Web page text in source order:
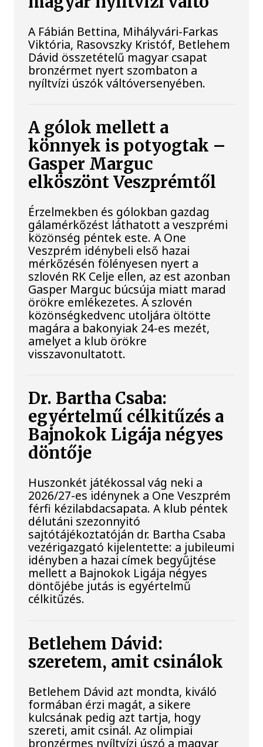
A Fábián Bettina, Mihályvári-Farkas
Viktória, Rasovszky Kristóf, Betlehem
Dávid összetételű magyar csapat
bronzérmet nyert szombaton a
nyíltvízi úszók váltóversenyében.
A gólok mellett a
könnyek is potyogtak –
Gasper Marguc
elköszönt Veszprémtől
Érzelmekben és gólokban gazdag
gálamérkőzést láthatott a veszprémi
közönség péntek este. A One
Veszprém idénybeli első hazai
mérkőzésén fölényesen nyert a
szlovén RK Celje ellen, az est azonban
Gasper Marguc búcsúja miatt marad
örökre emlékezetes. A szlovén
közönségkedvenc utoljára öltötte
magára a bakonyiak 24-es mezét,
amelyet a klub örökre
visszavonultatott.
Dr. Bartha Csaba:
egyértelmű célkitűzés a
Bajnokok Ligája négyes
döntője
Huszonkét játékossal vág neki a
2026/27-es idénynek a One Veszprém
férfi kézilabdacsapata. A klub péntek
délutáni szezonnyitó
sajtótájékoztatóján dr. Bartha Csaba
vezérigazgató kijelentette: a jubileumi
idényben a hazai címek begyűjtése
mellett a Bajnokok Ligája négyes
döntőjébe jutás is egyértelmű
célkitűzés.
Betlehem Dávid:
szeretem, amit csinálok
Betlehem Dávid azt mondta, kiváló
formában érzi magát, a sikere
kulcsának pedig azt tartja, hogy
szereti, amit csinál. Az olimpiai
bronzérmes nyíltvízi úszó a magyar